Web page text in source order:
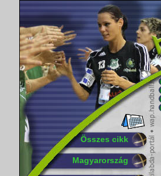
Összes cikk
Magyarország